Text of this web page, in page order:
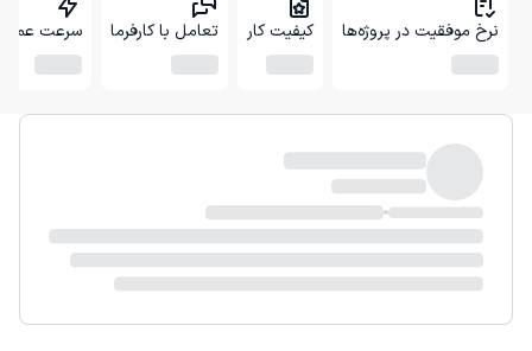
نرخ موفقیت در پروژه‌ها کیفیت کار تعامل با کارفرما سرعت عمل